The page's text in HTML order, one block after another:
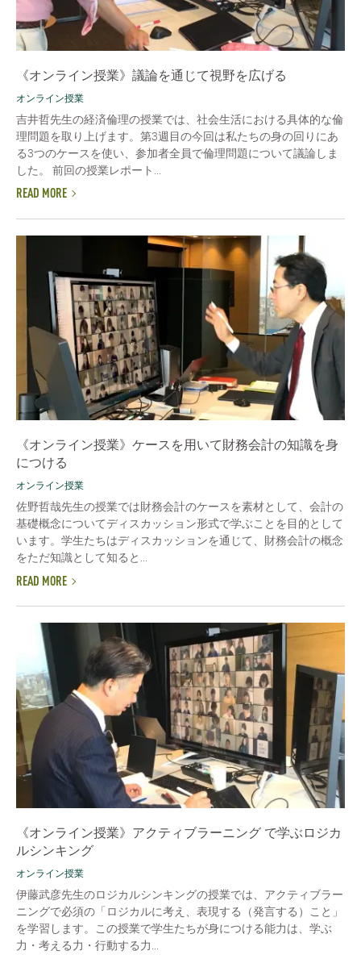
《オンライン授業》議論を通じて視野を広げる
オンライン授業
吉井哲先生の経済倫理の授業では、社会生活における具体的な倫
理問題を取り上げます。第3週目の今回は私たちの身の回りにあ
る3つのケースを使い、参加者全員で倫理問題について議論しま
した。 前回の授業レポート...
READ MORE
《オンライン授業》ケースを用いて財務会計の知識を身
につける
オンライン授業
佐野哲哉先生の授業では財務会計のケースを素材として、会計の
基礎概念についてディスカッション形式で学ぶことを目的として
います。学生たちはディスカッションを通じて、財務会計の概念
をただ知識として知ると...
READ MORE
《オンライン授業》アクティブラーニング で学ぶロジカ
ルシンキング
オンライン授業
伊藤武彦先生のロジカルシンキングの授業では、アクティブラー
ニングで必須の「ロジカルに考え、表現する（発言する）こと」
を学習します。この授業で学生たちが身につける能力は、学ぶ
力・考える力・行動する力...